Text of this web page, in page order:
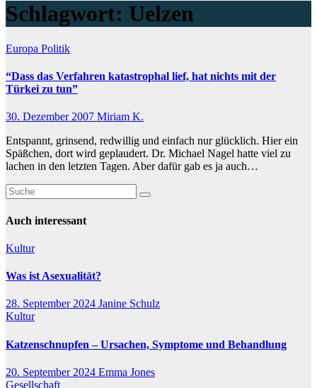
Schlagwort: Uelzen
Europa Politik
“Dass das Verfahren katastrophal lief, hat nichts mit der
Türkei zu tun”
30. Dezember 2007 Miriam K.
Entspannt, grinsend, redwillig und einfach nur glücklich. Hier ein
Späßchen, dort wird geplaudert. Dr. Michael Nagel hatte viel zu
lachen in den letzten Tagen. Aber dafür gab es ja auch…
Auch interessant
Kultur
Was ist Asexualität?
28. September 2024 Janine Schulz
Kultur
Katzenschnupfen – Ursachen, Symptome und Behandlung
20. September 2024 Emma Jones
Gesellschaft